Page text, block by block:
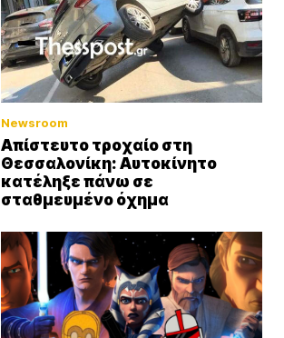
Newsroom
Απίστευτο τροχαίο στη
Θεσσαλονίκη: Αυτοκίνητο
κατέληξε πάνω σε
σταθμευμένο όχημα